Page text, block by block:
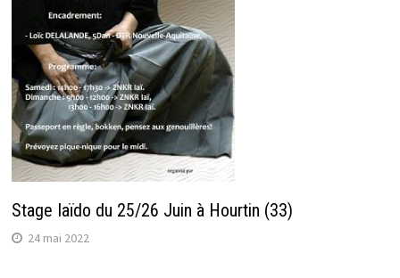
Stage Iaïdo du 25/26 Juin à Hourtin (33)
24 mai 2022